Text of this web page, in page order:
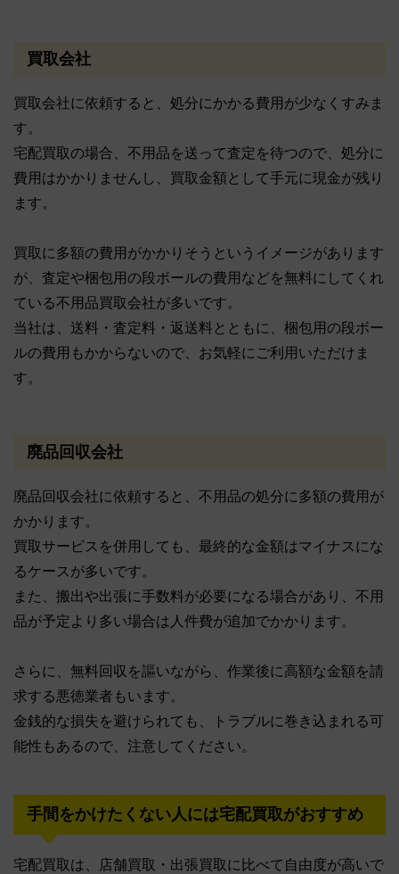
買取会社
買取会社に依頼すると、処分にかかる費用が少なくすみま
す。
宅配買取の場合、不用品を送って査定を待つので、処分に
費用はかかりませんし、買取金額として手元に現金が残り
ます。
買取に多額の費用がかかりそうというイメージがあります
が、査定や梱包用の段ボールの費用などを無料にしてくれ
ている不用品買取会社が多いです。
当社は、送料・査定料・返送料とともに、梱包用の段ボー
ルの費用もかからないので、お気軽にご利用いただけま
す。
廃品回収会社
廃品回収会社に依頼すると、不用品の処分に多額の費用が
かかります。
買取サービスを併用しても、最終的な金額はマイナスにな
るケースが多いです。
また、搬出や出張に手数料が必要になる場合があり、不用
品が予定より多い場合は人件費が追加でかかります。
さらに、無料回収を謳いながら、作業後に高額な金額を請
求する悪徳業者もいます。
金銭的な損失を避けられても、トラブルに巻き込まれる可
能性もあるので、注意してください。
手間をかけたくない人には宅配買取がおすすめ
宅配買取は、店舗買取・出張買取に比べて自由度が高いで